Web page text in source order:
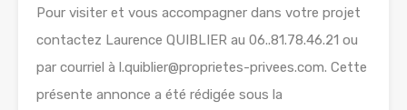
Pour visiter et vous accompagner dans votre projet
contactez Laurence QUIBLIER au 06..81.78.46.21 ou
par courriel à l.quiblier@proprietes-privees.com. Cette
présente annonce a été rédigée sous la